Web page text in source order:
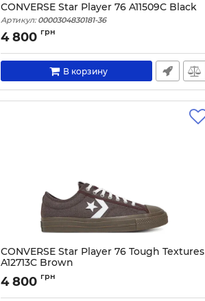
CONVERSE Star Player 76 A11509C Black
Артикул: 0000304830181-36
4 800 грн
В корзину
CONVERSE Star Player 76 Tough Textures
A12713C Brown
Артикул: 0000304833151-40
4 800 грн